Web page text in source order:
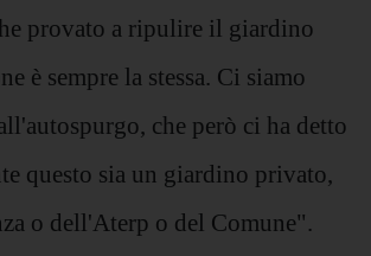
provato a ripulire il giardino
è sempre la stessa. Ci siamo
che però ci ha detto
questo sia un giardino privato,
o dell'Aterp o del Comune".